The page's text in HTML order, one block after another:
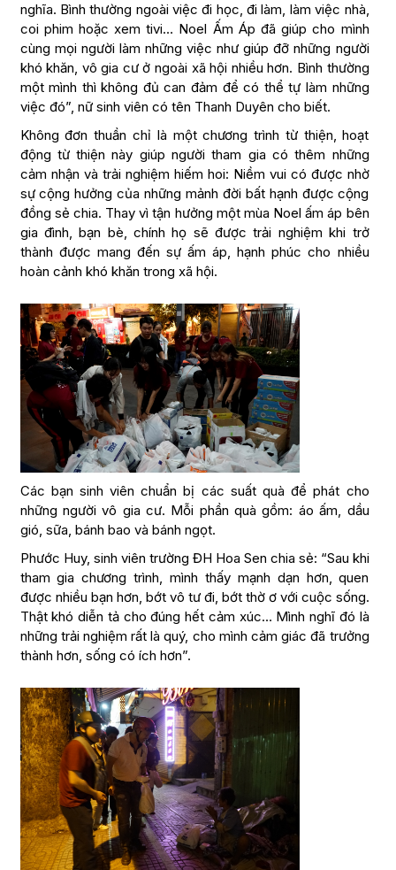
nghĩa. Bình thường ngoài việc đi học, đi làm, làm việc nhà,
coi phim hoặc xem tivi… Noel Ấm Áp đã giúp cho mình
cùng mọi người làm những việc như giúp đỡ những người
khó khăn, vô gia cư ở ngoài xã hội nhiều hơn. Bình thường
một mình thì không đủ can đảm để có thể tự làm những
việc đó”, nữ sinh viên có tên Thanh Duyên cho biết.
Không đơn thuần chỉ là một chương trình từ thiện, hoạt
động từ thiện này giúp người tham gia có thêm những
cảm nhận và trải nghiệm hiếm hoi: Niềm vui có được nhờ
sự cộng hưởng của những mảnh đời bất hạnh được cộng
đồng sẻ chia. Thay vì tận hưởng một mùa Noel ấm áp bên
gia đình, bạn bè, chính họ sẽ được trải nghiệm khi trở
thành được mang đến sự ấm áp, hạnh phúc cho nhiều
hoàn cảnh khó khăn trong xã hội.
Các bạn sinh viên chuẩn bị các suất quà để phát cho
những người vô gia cư. Mỗi phần quà gồm: áo ấm, dầu
gió, sữa, bánh bao và bánh ngọt.
Phước Huy, sinh viên trường ĐH Hoa Sen chia sẻ: “Sau khi
tham gia chương trình, mình thấy mạnh dạn hơn, quen
được nhiều bạn hơn, bớt vô tư đi, bớt thờ ơ với cuộc sống.
Thật khó diễn tả cho đúng hết cảm xúc… Mình nghĩ đó là
những trải nghiệm rất là quý, cho mình cảm giác đã trưởng
thành hơn, sống có ích hơn”.